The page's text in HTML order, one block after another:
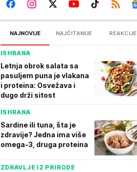
NAJNOVIJE NAJČITANIJE REAKCIJE
ISHRANA
Letnja obrok salata sa
pasuljem puna je vlakana
i proteina: Osvežava i
dugo drži sitost
ISHRANA
Sardine ili tuna, šta je
zdravije? Jedna ima više
omega-3, druga proteina
ZDRAVLJE IZ PRIRODE